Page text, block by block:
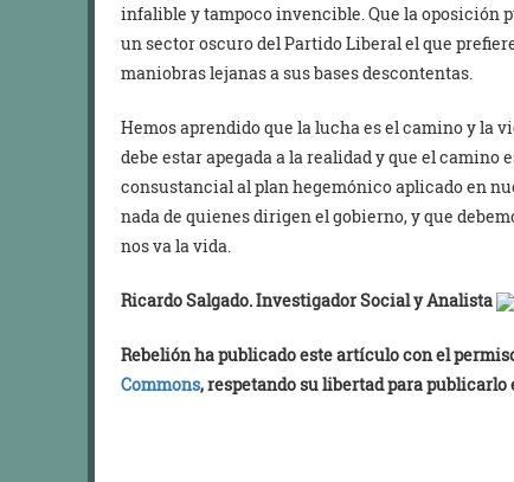
infalible y tampoco invencible. Que la oposición
un sector oscuro del Partido Liberal el que
maniobras lejanas a sus bases descontentas.
Hemos aprendido que la lucha es el camino y la
debe estar apegada a la realidad y que el
consustancial al plan hegemónico aplicado en
nada de quienes dirigen el gobierno, y que
nos va la vida.
Ricardo Salgado. Investigador Social y Analista
Rebelión ha publicado este artículo con el
Commons, respetando su libertad para publicarlo